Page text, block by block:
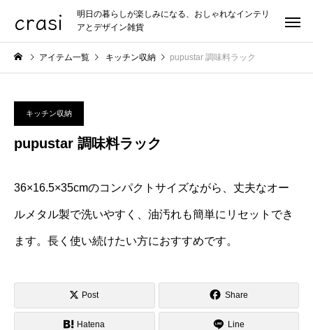
crasi
明日の暮らしが楽しみになる、おしゃれなインテリ
アとデザイン雑貨
アイテム一覧 キッチン収納 pupustar 調味料ラック
キッチン収納
pupustar 調味料ラック
36×16.5×35cmのコンパクトサイズながら、丈夫なオー
ルメタル製で洗いやすく、油汚れも簡単にリセットでき
ます。長く使い続けたい方におすすめです。
Post Share
Hatena Line